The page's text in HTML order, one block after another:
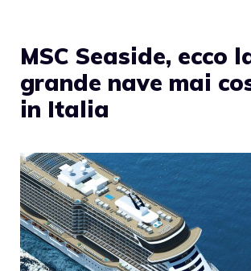
MSC Seaside, ecco
grande nave mai
in Italia